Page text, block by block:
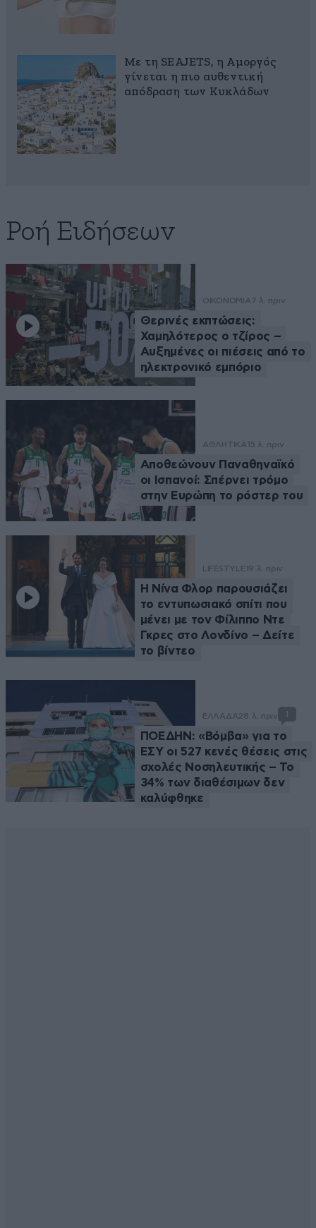
Με τη SEAJETS, η Αμοργός
γίνεται η πιο αυθεντική
απόδραση των Κυκλάδων
Ροή Ειδήσεων
ΟΙΚΟΝΟΜΙΑ7 λ. πριν
Θερινές εκπτώσεις:
Χαμηλότερος ο τζίρος –
Αυξημένες οι πιέσεις από το
ηλεκτρονικό εμπόριο
ΑΘΛΗΤΙΚΑ 15 λ. πριν
Αποθεώνουν Παναθηναϊκό
οι Ισπανοί: Σπέρνει τρόμο
στην Ευρώπη το ρόστερ του
LIFESTYLE 19 λ. πριν
Η Νίνα Φλορ παρουσιάζει
το εντυπωσιακό σπίτι που
μένει με τον Φίλιππο Ντε
Γκρες στο Λονδίνο – Δείτε
το βίντεο
ΕΛΛΑΔΑ28 λ. πριν
ΠΟΕΔΗΝ: «Βόμβα» για το
ΕΣΥ οι 527 κενές θέσεις στις
σχολές Νοσηλευτικής – Το
34% των διαθέσιμων δεν
καλύφθηκε